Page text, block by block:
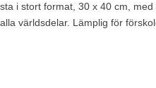
i stort format, 30 x 40 cm,
världsdelar. Lämplig för